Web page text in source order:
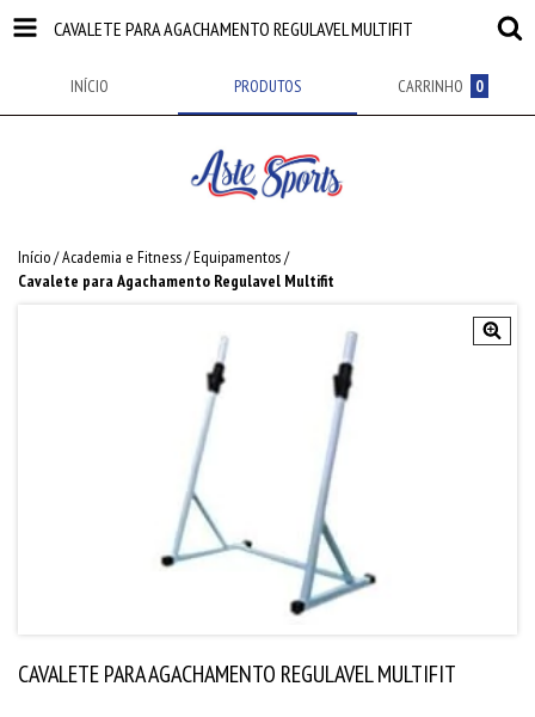
CAVALETE PARA AGACHAMENTO REGULAVEL MULTIFIT
INÍCIO PRODUTOS CARRINHO 0
Início/Academia e Fitness/Equipamentos/
Cavalete para Agachamento Regulavel Multifit
CAVALETE PARA AGACHAMENTO REGULAVEL MULTIFIT